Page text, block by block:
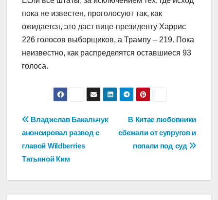
пока не известен, проголосуют так, как
ожидается, это даст вице-президенту Харрис
226 голосов выборщиков, а Трампу – 219. Пока
неизвестно, как распределятся оставшиеся 93
голоса.
Навигация
по
записям
В Китае любовники
сбежали от супругов и
попали под суд
Владислав Бакальчук
анонсировал развод с
главой Wildberries
Татьяной Ким